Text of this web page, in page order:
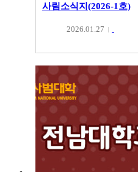
사림소식지(2026-1호)
2026.01.27